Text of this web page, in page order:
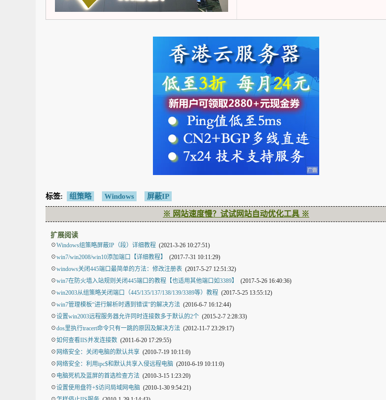
标签: 组策略 Windows 屏蔽IP
※ 网站速度慢？试试网站自动优化工具 ※
扩展阅读
☉Windows组策略屏蔽IP（段）详细教程 (2021-3-26 10:27:51)
☉win7/win2008/win10添加端口【详细教程】
(2017-7-31 10:11:29)
☉windows关闭445端口最简单的方法：修改注册表 (2017-5-27 12:51:32)
☉win7在防火墙入站规则关闭445端口的教程【也适用其他端口如3389】
(2017-5-26 16:40:36)
☉win2003从组策略关闭端口（445/135/137/138/139/3389等）教程 (2017-5-25 13:55:12)
☉win7管理模板“进行解析时遇到错误”的解决方法 (2016-6-7 16:12:44)
☉设置win2003远程服务器允许同时连接数多于默认的2个 (2015-2-7 2:28:33)
☉dos里执行tracert命令只有一跳的原因及解决方法 (2012-11-7 23:29:17)
☉如何查看IIS并发连接数 (2011-6-20 17:29:55)
☉ 网络安全：关闭电脑的默认共享 (2010-7-19 10:11:0)
☉ 网络安全：利用ipc$和默认共享入侵远程电脑 (2010-6-19 10:11:0)
☉ 电脑死机及蓝屏的首选检查方法 (2010-3-15 1:23:20)
☉设置使用盘符+$访问局域网电脑 (2010-1-30 9:54:21)